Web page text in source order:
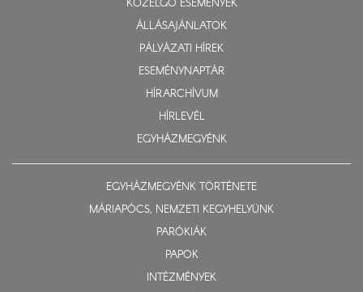
KÖZELGŐ ESEMÉNYEK
ÁLLÁSAJÁNLATOK
PÁLYÁZATI HÍREK
ESEMÉNYNAPTÁR
HÍRARCHÍVUM
HÍRLEVÉL
EGYHÁZMEGYÉNK
EGYHÁZMEGYÉNK TÖRTÉNETE
MÁRIAPÓCS, NEMZETI KEGYHELYÜNK
PARÓKIÁK
PAPOK
INTÉZMÉNYEK